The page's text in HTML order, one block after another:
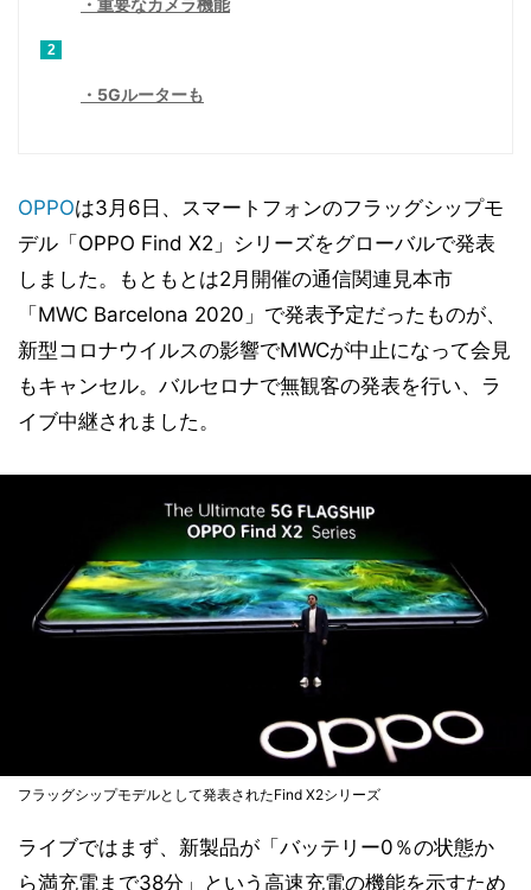
重要なカメラ機能
2
5Gルーターも
OPPOは3月6日、スマートフォンのフラッグシップモ
デル「OPPO Find X2」シリーズをグローバルで発表
しました。もともとは2月開催の通信関連見本市
「MWC Barcelona 2020」で発表予定だったものが、
新型コロナウイルスの影響でMWCが中止になって会見
もキャンセル。バルセロナで無観客の発表を行い、ラ
イブ中継されました。
フラッグシップモデルとして発表されたFind X2シリーズ
ライブではまず、新製品が「バッテリー0％の状態か
ら満充電まで38分」という高速充電の機能を示すため